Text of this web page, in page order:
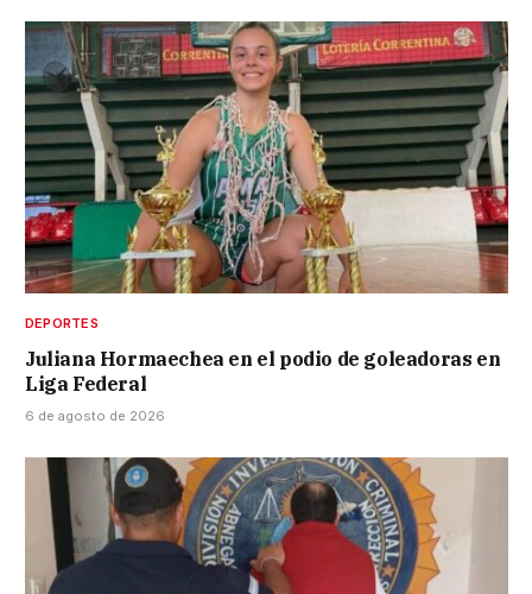
DEPORTES
Juliana Hormaechea en el podio de goleadoras en
Liga Federal
6 de agosto de 2026